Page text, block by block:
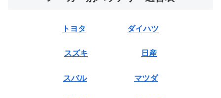
トヨタ ダイハツ
スズキ 日産
スバル マツダ